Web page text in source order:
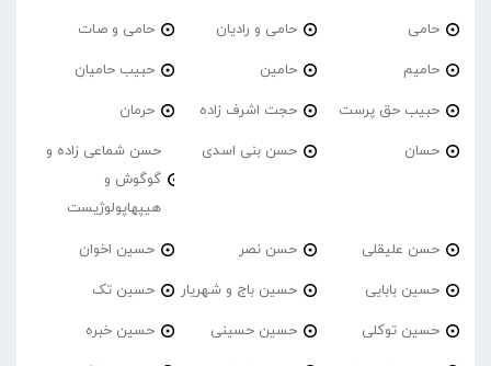
حامی حامی و رادیان حامی و صات
حامیم حامین حبیب حامیان
حبیب حق پرست حجت اشرف زاده حرمان
حسان حسن بنی اسدی
حسن شماعی زاده و
گوگوش و
هیپهاپولوژیست
حسن علیقلی حسن نصر حسین اخوان
حسین بابایی حسین باج و شهریار حسین تک
حسین توکلی حسین حسینی حسین خبره